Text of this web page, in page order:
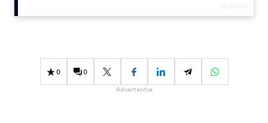
Design
Diversiteit
Effectiviteit
0 0
Advertentie